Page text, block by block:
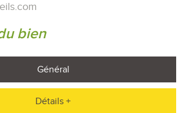
bien
Général
Détails +